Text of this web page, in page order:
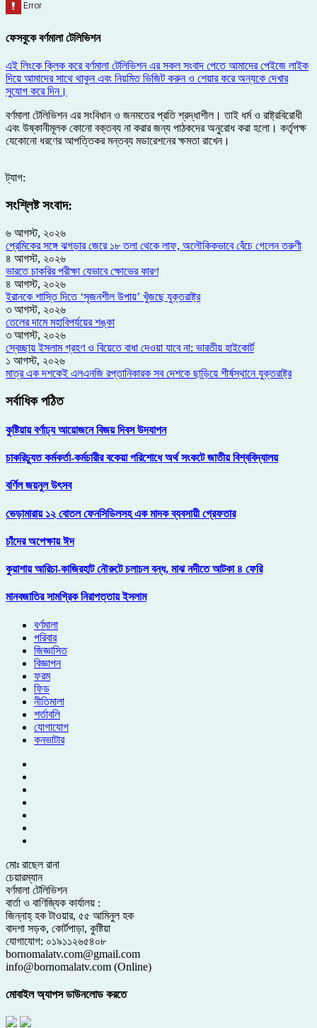
ফেসবুকে বর্ণমালা টেলিভিশন
এই লিংকে ক্লিক করে বর্ণমালা টেলিভিশন এর সকল সংবাদ পেতে আমাদের পেইজে লাইক
দিয়ে আমাদের সাথে থাকুন এবং নিয়মিত ভিজিট করুন ও শেয়ার করে অন্যকে দেখার
সুযোগ করে দিন।
বর্ণমালা টেলিভিশন এর সংবিধান ও জনমতের প্রতি শ্রদ্ধাশীল। তাই ধর্ম ও রাষ্ট্রবিরোধী
এবং উষ্কানীমূলক কোনো বক্তব্য না করার জন্য পাঠকদের অনুরোধ করা হলো। কর্তৃপক্ষ
যেকোনো ধরণের আপত্তিকর মন্তব্য মডারেশনের ক্ষমতা রাখেন।
ট্যাগ:
সংশ্লিষ্ট সংবাদ:
৬ আগস্ট, ২০২৬
প্রেমিকের সঙ্গে ঝগড়ার জেরে ১৮ তলা থেকে লাফ, অলৌকিকভাবে বেঁচে গেলেন তরুণী
৪ আগস্ট, ২০২৬
ভারতে চাকরির পরীক্ষা যেভাবে ক্ষোভের কারণ
৪ আগস্ট, ২০২৬
ইরানকে শাস্তি দিতে ‘সৃজনশীল উপায়’ খুঁজছে যুক্তরাষ্ট্র
৩ আগস্ট, ২০২৬
তেলের দামে মহাবিপর্যয়ের শঙ্কা
৩ আগস্ট, ২০২৬
স্বেচ্ছায় ইসলাম গ্রহণ ও বিয়েতে বাধা দেওয়া যাবে না: ভারতীয় হাইকোর্ট
১ আগস্ট, ২০২৬
মাত্র এক দশকেই এলএনজি রপ্তানিকারক সব দেশকে ছাড়িয়ে শীর্ষস্থানে যুক্তরাষ্ট্র
সর্বাধিক পঠিত
কুষ্টিয়ায় বর্ণাঢ্য আয়োজনে বিজয় দিবস উদযাপন
চাকরিচ্যুত কর্মকর্তা-কর্মচারীর বকেয়া পরিশোধে অর্থ সংকটে জাতীয় বিশ্ববিদ্যালয়
বর্ণিল জয়নুল উৎসব
ভেড়ামারায় ১২ বোতল ফেনসিডিলসহ এক মাদক ব্যবসায়ী গ্রেফতার
চাঁদের অপেক্ষায় ঈদ
কুয়াশায় আরিচা-কাজিরহাট নৌরুটে চলাচল বন্ধ, মাঝ নদীতে আটকা ৪ ফেরি
মানবজাতির সামগ্রিক নিরাপত্তায় ইসলাম
বর্ণমালা
পরিবার
জিজ্ঞাসিত
বিজ্ঞাপন
ফরম
ফিড
নীতিমালা
শর্তাবলি
যোগাযোগ
কনভাটার
মোঃ রাছেল রানা
চেয়ারম্যান
বর্ণমালা টেলিভিশন
বার্তা ও বাণিজ্যিক কার্যালয় :
জিন্নাহ্ হক টাওয়ার, ৫৫ আমিনুল হক
বাদশা সড়ক, কোর্টপাড়া, কুষ্টিয়া
যোগাযোগ: ০১৯১১২৬৫৪০৮
bornomalatv.com@gmail.com
info@bornomalatv.com (Online)
মোবাইল অ্যাপস ডাউনলোড করতে